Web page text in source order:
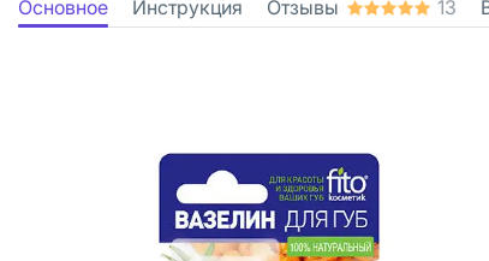
Основное Инструкция Отзывы 13